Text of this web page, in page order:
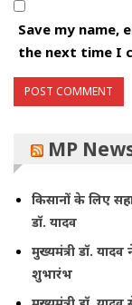
Save my name,
the next time I
MP
किसानों के लिए
डॉ. यादव
मुख्यमंत्री डॉ. यादव
शुभारंभ